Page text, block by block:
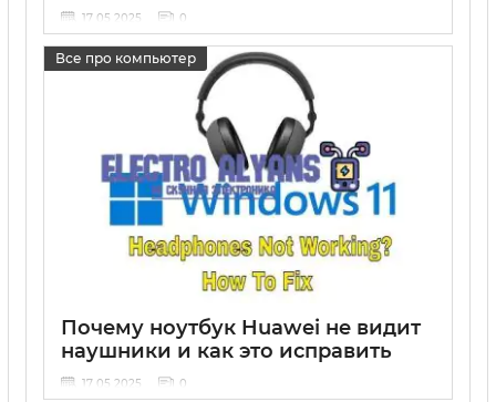
17 05 2025 0
Все про компьютер
Почему ноутбук Huawei не видит
наушники и как это исправить
17 05 2025 0